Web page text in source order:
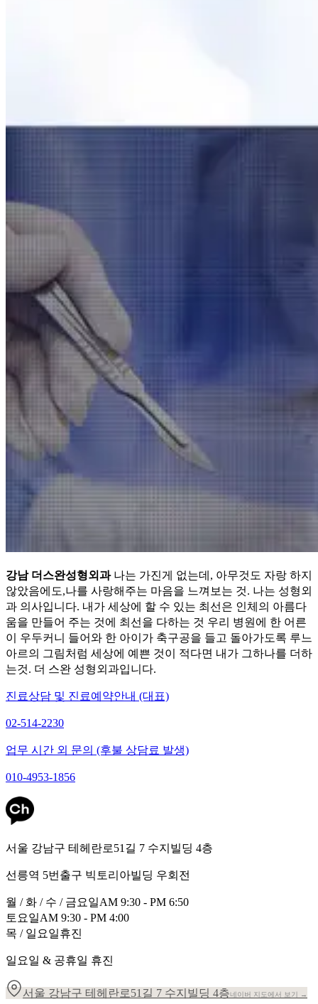
강남 더스완성형외과 나는 가진게 없는데, 아무것도 자랑 하지
않았음에도,나를 사랑해주는 마음을 느껴보는 것. 나는 성형외
과 의사입니다. 내가 세상에 할 수 있는 최선은 인체의 아름다
움을 만들어 주는 것에 최선을 다하는 것 우리 병원에 한 어른
이 우두커니 들어와 한 아이가 축구공을 들고 돌아가도록 루느
아르의 그림처럼 세상에 예쁜 것이 적다면 내가 그하나를 더하
는것. 더 스완 성형외과입니다.
진료상담 및 진료예약안내 (대표)
02-514-2230
업무 시간 외 문의 (후불 상담료 발생)
010-4953-1856
서울 강남구 테헤란로51길 7 수지빌딩 4층
선릉역 5번출구 빅토리아빌딩 우회전
월 / 화 / 수 / 금요일AM 9:30 - PM 6:50
토요일AM 9:30 - PM 4:00
목 / 일요일휴진
일요일 & 공휴일 휴진
서울 강남구 테헤란로51길 7 수지빌딩 4층네이버 지도에서 보기 →